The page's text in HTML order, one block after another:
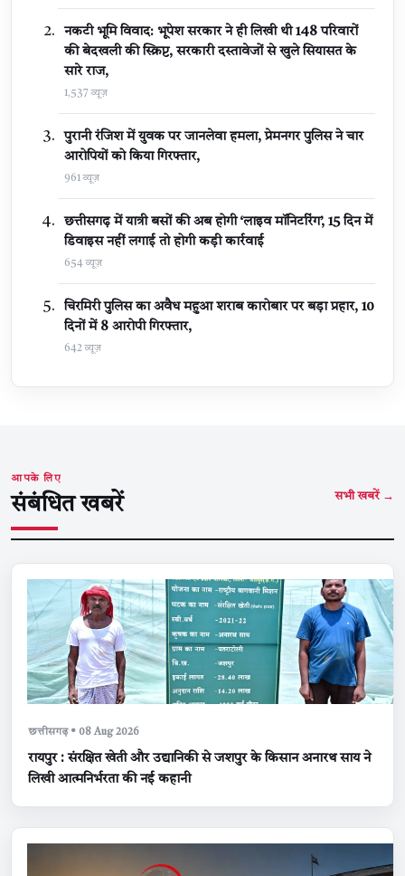
नकटी भूमि विवाद: भूपेश सरकार ने ही लिखी थी 148 परिवारों
की बेदखली की स्क्रिप्ट, सरकारी दस्तावेजों से खुले सियासत के
सारे राज,
1,537 व्यूज़
पुरानी रंजिश में युवक पर जानलेवा हमला, प्रेमनगर पुलिस ने चार
आरोपियों को किया गिरफ्तार,
961 व्यूज़
छत्तीसगढ़ में यात्री बसों की अब होगी ‘लाइव मॉनिटरिंग’, 15 दिन में
डिवाइस नहीं लगाई तो होगी कड़ी कार्रवाई
654 व्यूज़
चिरमिरी पुलिस का अवैध महुआ शराब कारोबार पर बड़ा प्रहार, 10
दिनों में 8 आरोपी गिरफ्तार,
642 व्यूज़
आपके लिए
संबंधित खबरें सभी खबरें →
छत्तीसगढ़ • 08 Aug 2026
रायपुर : संरक्षित खेती और उद्यानिकी से जशपुर के किसान अनारथ साय ने
लिखी आत्मनिर्भरता की नई कहानी